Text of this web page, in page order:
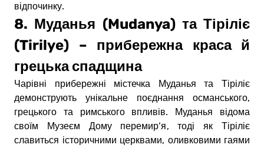
відпочинку.
8. Муданья (Mudanya) та Тіріліє
(Tirilye) – прибережна краса й
грецька спадщина
Чарівні прибережні містечка Муданья та Тіріліє
демонструють унікальне поєднання османського,
грецького та римського впливів. Муданья відома
своїм Музеєм Дому перемир’я, тоді як Тіріліє
славиться історичними церквами, оливковими гаями